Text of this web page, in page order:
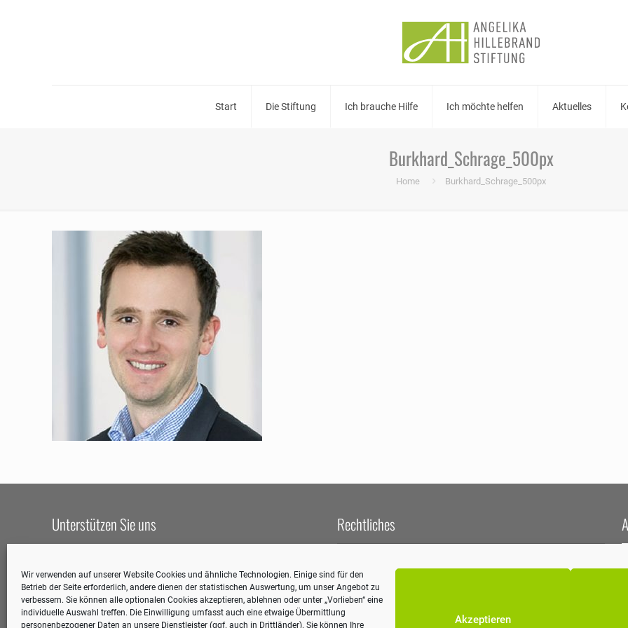
Wir verwenden auf unserer Website Cookies und ähnliche Technologien. Einige sind für den
Betrieb der Seite erforderlich, andere dienen der statistischen Auswertung, um unser Angebot zu
verbessern. Sie können alle optionalen Cookies akzeptieren, ablehnen oder unter „Vorlieben“ eine
individuelle Auswahl treffen. Die Einwilligung umfasst auch eine etwaige Übermittlung
personenbezogener Daten an unsere Dienstleister (ggf. auch in Drittländer). Sie können Ihre
Akzeptieren
Start Die Stiftung Ich brauche Hilfe Ich möchte helfen Aktuelles
Burkhard_Schrage_500px
Home Burkhard_Schrage_500px
Unterstützen Sie uns
Spendenkonto:Angelika Hillebrand – Stiftung
Bankhaus Hauck Aufhäuser Lampe
Rechtliches
Datenschutzerklärung